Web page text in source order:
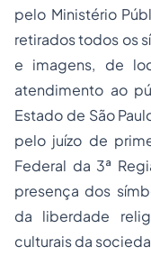
pelo Ministério
retirados todos os
e imagens, de
atendimento ao
Estado de São
pelo juízo de
Federal da 3ª
presença dos
da liberdade
culturais da